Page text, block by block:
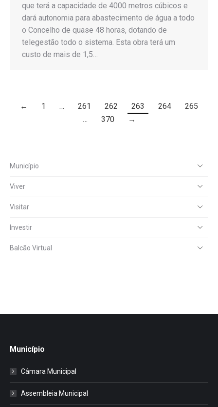
que terá a capacidade de 4000 metros cúbicos e
dará autonomia para abastecimento de água a todo
o Concelho de quase 48 horas, dotando de
telegestão todo o sistema. Esta obra terá um
custo de mais de 1,5…
← 1 … 261 262 263 264
265
…
370 →
Município
Viver
Visitar
Investir
Balcão Virtual
Município
Câmara Municipal
Assembleia Municipal